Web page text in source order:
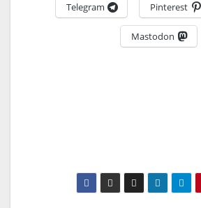
Pinterest
Telegram
Mastodon